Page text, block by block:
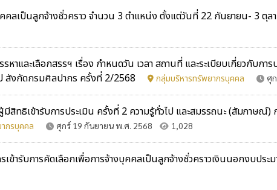
คลเป็นลูกจ้างชั่วคราว จำนวน 3 ตำแหน่ง ตั้งแต่วันที่ 22 กันยายน- 3 ตุล
หาและเลือกสรรฯ เรื่อง กำหนดวัน เวลา สถานที่ และระเบียบเกี่ยวกับก
สังกัดกรมศิลปากร ครั้งที่ 2/2568
กลุ่มบริหารทรัพยากรบุคคล ศุ
สิทธิเข้ารับการประเมิน ครั้งที่ 2 ความรู้ทั่วไป และสมรรถนะ (สัมภาษ
กรบุคคล ศุกร์ 19 กันยายน พ.ศ. 2568 1,028
ข้ารับการคัดเลือกเพื่อการจ้างบุคคลเป็นลูกจ้างชั่วคราวเงินนอกงบปร